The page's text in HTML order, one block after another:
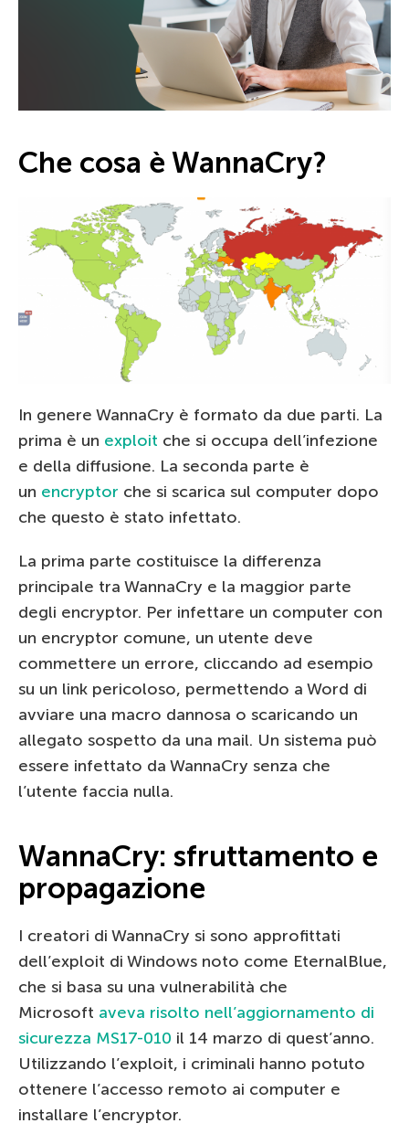
Che cosa è WannaCry?
In genere WannaCry è formato da due parti. La
prima è un exploit che si occupa dell’infezione
e della diffusione. La seconda parte è
un encryptor che si scarica sul computer dopo
che questo è stato infettato.
La prima parte costituisce la differenza
principale tra WannaCry e la maggior parte
degli encryptor. Per infettare un computer con
un encryptor comune, un utente deve
commettere un errore, cliccando ad esempio
su un link pericoloso, permettendo a Word di
avviare una macro dannosa o scaricando un
allegato sospetto da una mail. Un sistema può
essere infettato da WannaCry senza che
l’utente faccia nulla.
WannaCry: sfruttamento e
propagazione
I creatori di WannaCry si sono approfittati
dell’exploit di Windows noto come EternalBlue,
che si basa su una vulnerabilità che
Microsoft aveva risolto nell’aggiornamento di
sicurezza MS17-010 il 14 marzo di quest’anno.
Utilizzando l’exploit, i criminali hanno potuto
ottenere l’accesso remoto ai computer e
installare l’encryptor.